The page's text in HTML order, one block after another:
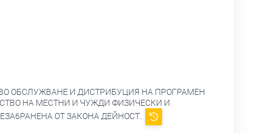
ОБСЛУЖВАНЕ И ДИСТРИБУЦИЯ НА ПРОГРАМЕН
НА МЕСТНИ И ЧУЖДИ ФИЗИЧЕСКИ И
ОТ ЗАКОНА ДЕЙНОСТ.